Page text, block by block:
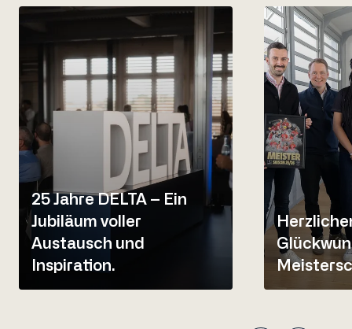
25 Jahre DELTA – Ein
Jubiläum voller
Austausch und
Inspiration.